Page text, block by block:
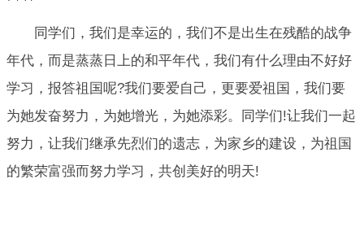
同学们，我们是幸运的，我们不是出生在残酷的战争
年代，而是蒸蒸日上的和平年代，我们有什么理由不好好
学习，报答祖国呢?我们要爱自己，更要爱祖国，我们要
为她发奋努力，为她增光，为她添彩。同学们!让我们一起
努力，让我们继承先烈们的遗志，为家乡的建设，为祖国
的繁荣富强而努力学习，共创美好的明天!